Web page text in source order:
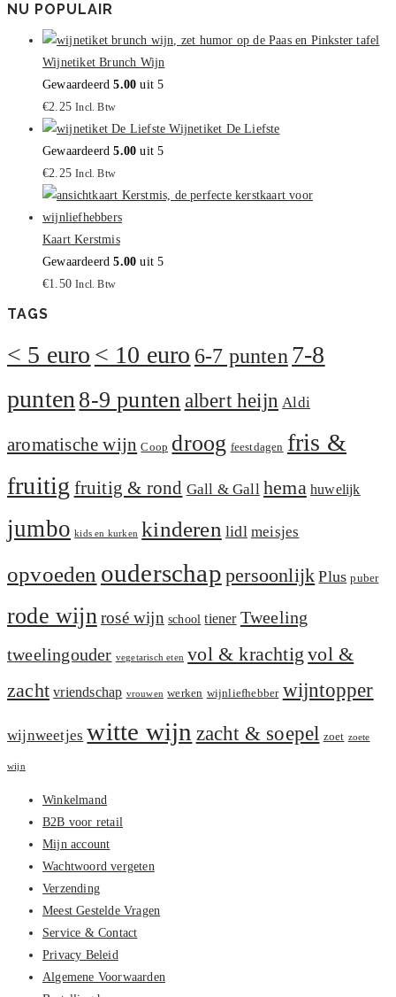
NU POPULAIR
Wijnetiket Brunch Wijn
Gewaardeerd5.00 uit 5
€2.25 Incl. Btw
Wijnetiket De Liefste
Gewaardeerd5.00 uit 5
€2.25 Incl. Btw
Kaart Kerstmis
Gewaardeerd5.00 uit 5
€1.50 Incl. Btw
TAGS
< 5 euro < 10 euro 6-7 punten7-8
punten8-9 puntenalbert heijn Aldi
aromatische wijn Coop droog feestdagen fris &
fruitig fruitig & rond Gall & Gall hema huwelijk
jumbo kids en kurken kinderen lidl meisjes
opvoeden ouderschap persoonlijk Plus puber
rode wijn rosé wijn school tiener Tweeling
tweelingouder vegetarisch eten vol & krachtig vol &
zacht vriendschap vrouwen werken wijnliefhebber wijntopper
wijnweetjes witte wijn zacht & soepel zoet zoete
wijn
Winkelmand
B2B voor retail
Mijn account
Wachtwoord vergeten
Verzending
Meest Gestelde Vragen
Service & Contact
Privacy Beleid
Algemene Voorwaarden